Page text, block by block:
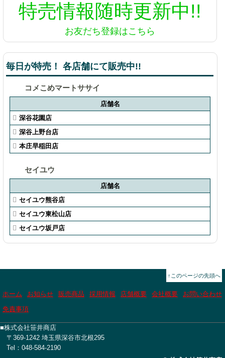
特売情報随時更新中!!
お友だち登録はこちら
毎日が特売！ 各店舗にて販売中!!
コメこめマートササイ
店舗名
深谷花園店
深谷上野台店
本庄早稲田店
セイユウ
店舗名
セイユウ熊谷店
セイユウ東松山店
セイユウ坂戸店
↑このページの先頭へ
ホーム お知らせ 販売商品 採用情報 店舗概要 会社概要
お問い合わせ
免責事項
■株式会社笹井商店
〒369-1242 埼玉県深谷市北根295
Tel：048-584-2190